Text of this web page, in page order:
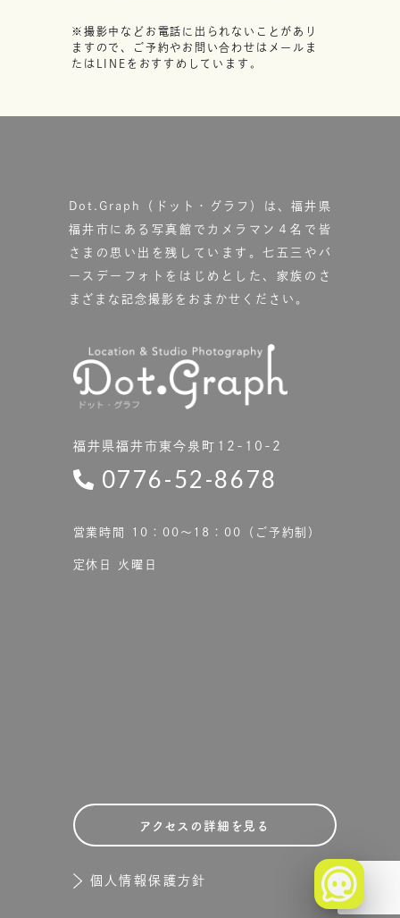
※撮影中などお電話に出られないことがあり
ますので、ご予約やお問い合わせはメールま
たはLINEをおすすめしています。
Dot.Graph（ドット・グラフ）は、福井県
福井市にある写真館で カメラマン４名で皆
さまの思い出を残しています。七五三やバ
ースデーフォトをはじめとした、家族のさ
まざまな記念撮影をおまかせください。
福井県福井市東今泉町12-10-2
0776-52-8678
営業時間 10：00〜18：00（ご予約制）
定休日 火曜日
アクセスの詳細を見る
個人情報保護方針